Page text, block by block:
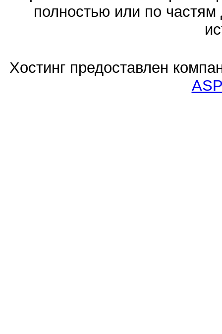
полностью или по частям
Хостинг предоставлен